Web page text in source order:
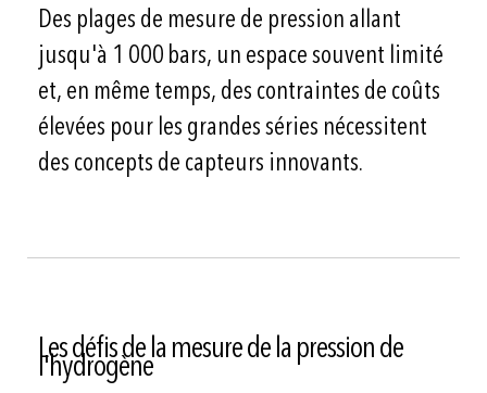
Des plages de mesure de pression allant
jusqu'à 1 000 bars, un espace souvent limité
et, en même temps, des contraintes de coûts
élevées pour les grandes séries nécessitent
des concepts de capteurs innovants.
Les défis de la mesure de la pression de
l'hydrogène